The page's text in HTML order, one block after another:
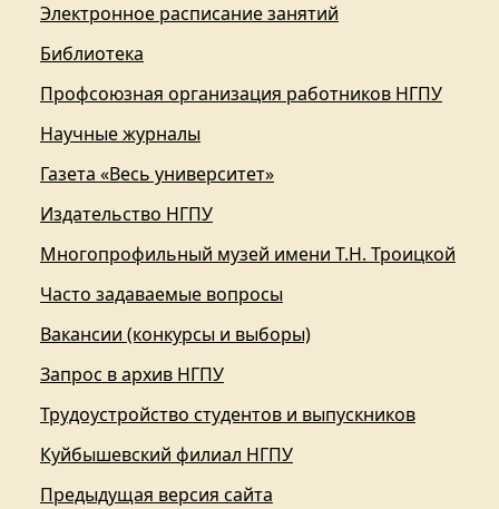
Электронное расписание занятий
Библиотека
Профсоюзная организация работников НГПУ
Научные журналы
Газета «Весь университет»
Издательство НГПУ
Многопрофильный музей имени Т.Н. Троицкой
Часто задаваемые вопросы
Вакансии (конкурсы и выборы)
Запрос в архив НГПУ
Трудоустройство студентов и выпускников
Куйбышевский филиал НГПУ
Предыдущая версия сайта